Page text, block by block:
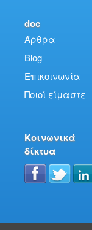
doc
Άρθρα
Blog
Επικοινωνία
Ποιοί είμαστε
Κοινωνικά
δίκτυα